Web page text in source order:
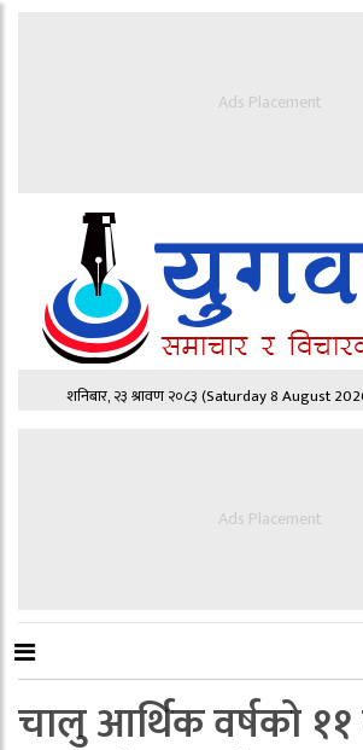
Ads Placement
शनिबार, २३ श्रावण २०८३(Saturday 8 August
Ads Placement
चालु आर्थिक वर्षको ११